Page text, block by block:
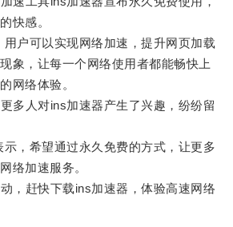
快感。
可以实现网络加速，提升网页加载
象，让每一个网络使用者都能畅快上
网络体验。
人对ins加速器产生了兴趣，纷纷留
希望通过永久免费的方式，让更多
络加速服务。
赶快下载ins加速器，体验高速网络